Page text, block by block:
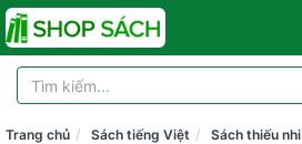
Trang chủ Sách tiếng Việt Sách thiếu nhi